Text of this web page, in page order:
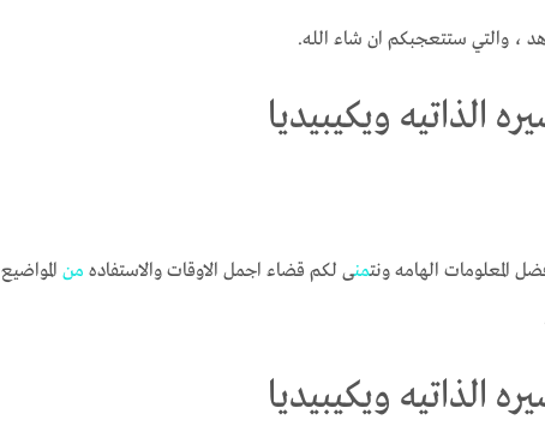
، والتي ستتعجبكم ان شاء الله.
الذاتيه ويكيبيديا
المعلومات الهامه ونتمنى لكم قضاء اجمل الاوقات والاستفاده من المواضيع
الذاتيه ويكيبيديا